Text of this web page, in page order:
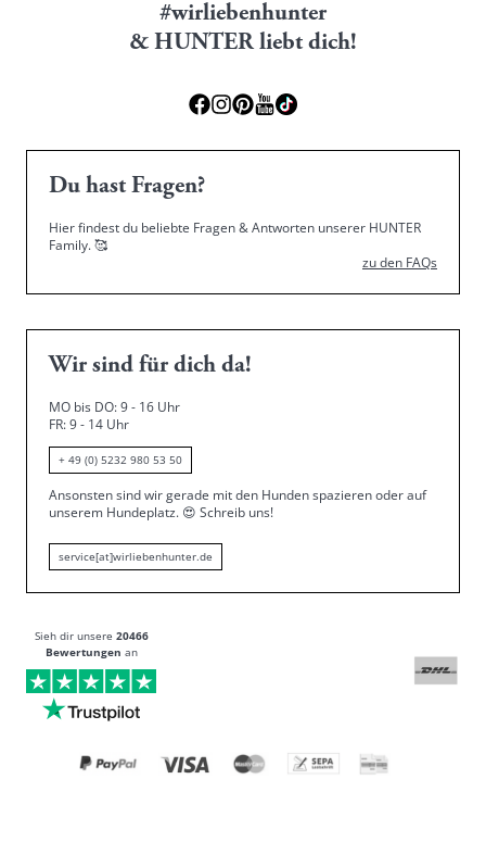
#wirliebenhunter
& HUNTER liebt dich!
Du hast Fragen?
Hier findest du beliebte Fragen & Antworten unserer HUNTER
Family.🥰
zu den FAQs
Wir sind für dich da!
MO bis DO: 9 - 16 Uhr
FR: 9 - 14 Uhr
+ 49 (0) 5232 980 53 50
Ansonsten sind wir gerade mit den Hunden spazieren oder auf
unserem Hundeplatz. 😍 Schreib uns!
service[at]wirliebenhunter.de
Sieh dir unsere 20466
Bewertungen an